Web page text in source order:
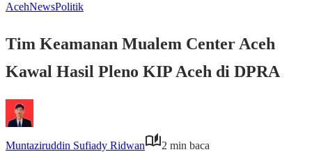
AcehNewsPolitik
Tim Keamanan Mualem Center Aceh
Kawal Hasil Pleno KIP Aceh di DPRA
Muntaziruddin Sufiady Ridwan
2 min baca